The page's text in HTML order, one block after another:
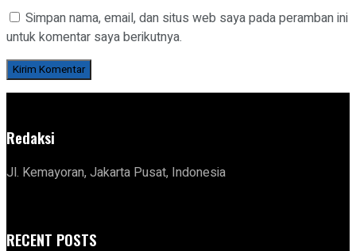
Simpan nama, email, dan situs web saya pada peramban ini
untuk komentar saya berikutnya.
Redaksi
Jl. Kemayoran, Jakarta Pusat, Indonesia
RECENT POSTS